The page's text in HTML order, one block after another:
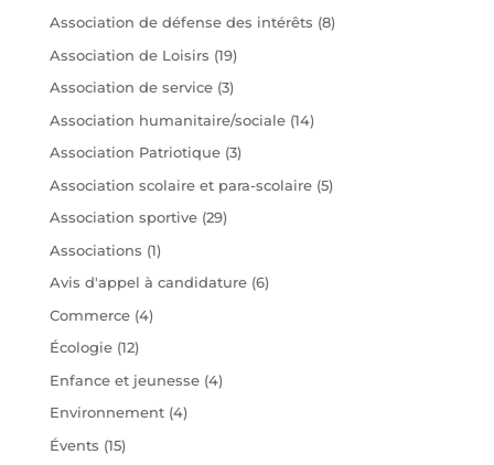
Association de défense des intérêts (8)
Association de Loisirs (19)
Association de service(3)
Association humanitaire/sociale(14)
Association Patriotique(3)
Association scolaire et para-scolaire(5)
Association sportive(29)
Associations (1)
Avis d'appel à candidature(6)
Commerce(4)
Écologie(12)
Enfance et jeunesse(4)
Environnement(4)
Évents (15)